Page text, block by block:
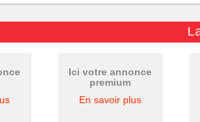
Ici votre annonce
premium
En savoir plus